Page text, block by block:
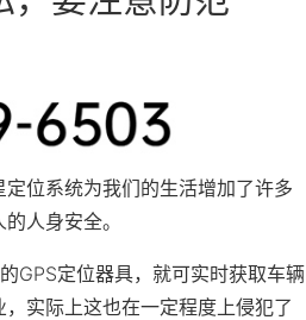
位系统为我们的生活增加了许多
人身安全。
GPS定位器具，就可实时获取车辆
实际上这也在一定程度上侵犯了